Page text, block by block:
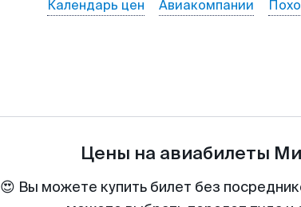
Календарь цен Авиакомпании
Цены на авиабилеты
😍 Вы можете купить билет без